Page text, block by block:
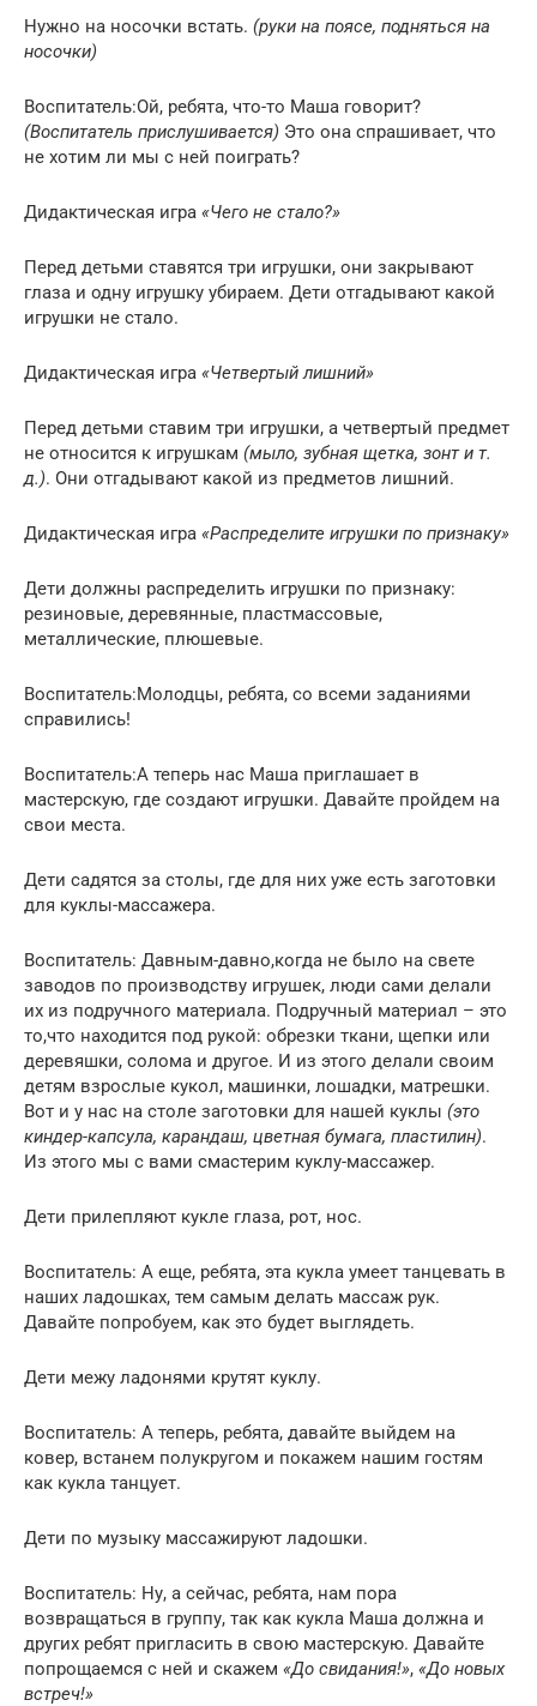
Нужно на носочки встать. (руки на поясе, подняться на
носочки)
Воспитатель:Ой, ребята, что-то Маша говорит?
(Воспитатель прислушивается) Это она спрашивает, что
не хотим ли мы с ней поиграть?
Дидактическая игра «Чего не стало?»
Перед детьми ставятся три игрушки, они закрывают
глаза и одну игрушку убираем. Дети отгадывают какой
игрушки не стало.
Дидактическая игра «Четвертый лишний»
Перед детьми ставим три игрушки, а четвертый предмет
не относится к игрушкам (мыло, зубная щетка, зонт и т.
д.). Они отгадывают какой из предметов лишний.
Дидактическая игра «Распределите игрушки по признаку»
Дети должны распределить игрушки по признаку:
резиновые, деревянные, пластмассовые,
металлические, плюшевые.
Воспитатель:Молодцы, ребята, со всеми заданиями
справились!
Воспитатель:А теперь нас Маша приглашает в
мастерскую, где создают игрушки. Давайте пройдем на
свои места.
Дети садятся за столы, где для них уже есть заготовки
для куклы-массажера.
Воспитатель: Давным-давно,когда не было на свете
заводов по производству игрушек, люди сами делали
их из подручного материала. Подручный материал – это
то,что находится под рукой: обрезки ткани, щепки или
деревяшки, солома и другое. И из этого делали своим
детям взрослые кукол, машинки, лошадки, матрешки.
Вот и у нас на столе заготовки для нашей куклы (это
киндер-капсула, карандаш, цветная бумага, пластилин).
Из этого мы с вами смастерим куклу-массажер.
Дети прилепляют кукле глаза, рот, нос.
Воспитатель: А еще, ребята, эта кукла умеет танцевать в
наших ладошках, тем самым делать массаж рук.
Давайте попробуем, как это будет выглядеть.
Дети межу ладонями крутят куклу.
Воспитатель: А теперь, ребята, давайте выйдем на
ковер, встанем полукругом и покажем нашим гостям
как кукла танцует.
Дети по музыку массажируют ладошки.
Воспитатель: Ну, а сейчас, ребята, нам пора
возвращаться в группу, так как кукла Маша должна и
других ребят пригласить в свою мастерскую. Давайте
попрощаемся с ней и скажем «До свидания!», «До новых
встреч!»